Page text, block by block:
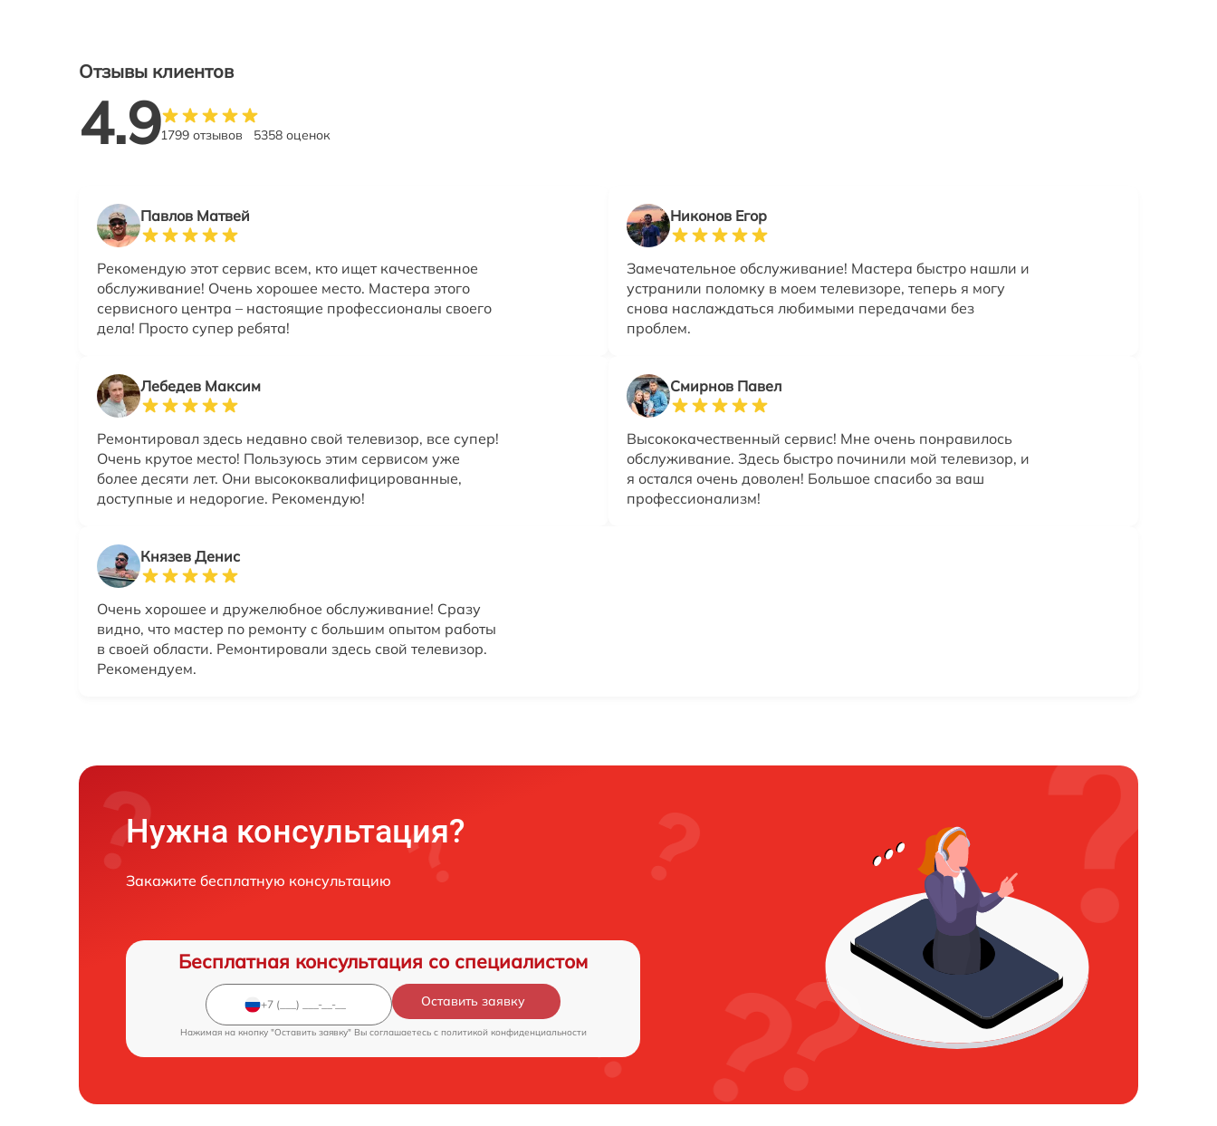
Отзывы клиентов
4.91799 отзывов 5358 оценок
Павлов Матвей
Рекомендую этот сервис всем, кто ищет качественное
обслуживание! Очень хорошее место. Мастера этого
сервисного центра – настоящие профессионалы своего
дела! Просто супер ребята!
Никонов Егор
Замечательное обслуживание! Мастера быстро нашли и
устранили поломку в моем телевизоре, теперь я могу
снова наслаждаться любимыми передачами без
проблем.
Лебедев Максим
Ремонтировал здесь недавно свой телевизор, все супер!
Очень крутое место! Пользуюсь этим сервисом уже
более десяти лет. Они высококвалифицированные,
доступные и недорогие. Рекомендую!
Смирнов Павел
Высококачественный сервис! Мне очень понравилось
обслуживание. Здесь быстро починили мой телевизор, и
я остался очень доволен! Большое спасибо за ваш
профессионализм!
Князев Денис
Очень хорошее и дружелюбное обслуживание! Сразу
видно, что мастер по ремонту с большим опытом работы
в своей области. Ремонтировали здесь свой телевизор.
Рекомендуем.
Нужна консультация?
Закажите бесплатную консультацию
Бесплатная консультация со специалистом
Оставить заявку
Нажимая на кнопку "Оставить заявку" Вы соглашаетесь c политикой конфиденциальности